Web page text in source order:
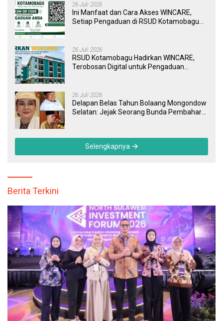
26 Juli 2026
Ini Manfaat dan Cara Akses WINCARE,
Setiap Pengaduan di RSUD Kotamobagu
26 Juli 2026
RSUD Kotamobagu Hadirkan WINCARE,
Terobosan Digital untuk Pengaduan
26 Juli 2026
Delapan Belas Tahun Bolaang Mongondow
Selatan: Jejak Seorang Bunda Pembaharu
Selengkapnya
Berita Terkini